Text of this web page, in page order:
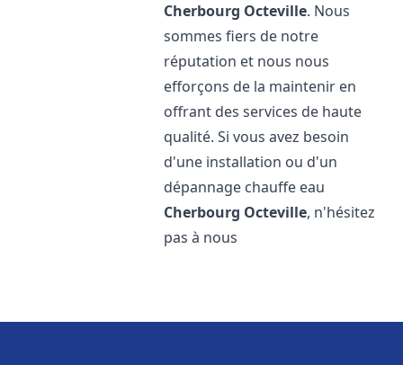
Cherbourg Octeville. Nous
sommes fiers de notre
réputation et nous nous
efforçons de la maintenir en
offrant des services de haute
qualité. Si vous avez besoin
d'une installation ou d'un
dépannage chauffe eau
Cherbourg Octeville, n'hésitez
pas à nous